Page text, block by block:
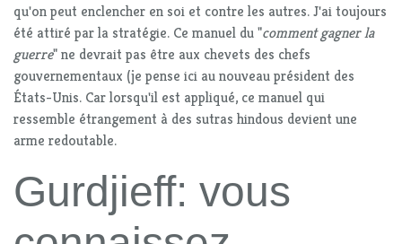
qu'on peut enclencher en soi et contre les autres. J'ai toujours
été attiré par la stratégie. Ce manuel du "comment gagner la
guerre" ne devrait pas être aux chevets des chefs
gouvernementaux (je pense ici au nouveau président des
États-Unis. Car lorsqu'il est appliqué, ce manuel qui
ressemble étrangement à des sutras hindous devient une
arme redoutable.
Gurdjieff: vous